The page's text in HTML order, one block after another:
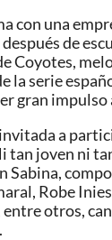
con una
de
Coyotes,
la serie
gran impulso
a
tan joven ni
Sabina,
Robe
otros,